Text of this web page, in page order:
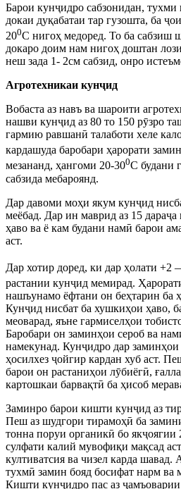
Барои кунҷидро сабзонидан, тухми
докаи дуқабатаи тар гузошта, ба
200С нигоҳ медоред. То ба сабзиш
докаро доим нам нигоҳ доштан
неш зада 1- 2см сабзид, онро
Агротехникаи кунҷид
Вобаста аз навъ ва шароити
нашви кунҷид аз 80 то 150 рӯзро
гармию равшанӣ талаботи хеле
кардашуда баробари ҳарорати
мезананд, ҳангоми 20-300С будани
сабзида мебароянд.
Дар давоми моҳи якум кунҷид
меёбад. Дар ин маврид аз 15
ҳаво ва ё кам будани намӣ барои
аст.
Дар хотир доред, ки дар ҳолати +2
растании кунҷид мемирад.
нашъунамо ёфтани он беҳтарин
Кунҷид нисбат ба хушкиҳои ҳаво,
меоварад, яъне гармиселҳои
Баробари он заминҳои сероб ва
намекунад. Кунҷидро дар заминҳои
ҳосилхез ҷойгир кардан хуб аст.
барои он растаниҳои лӯбиёгӣ,
картошкаи барвақтӣ ба ҳисоб
Заминро барои кишти кунҷид аз
Пеш аз шудгори тирамоҳӣ ба
тонна поруи органикӣ бо якҷоягии
сулфати калий мувофиқи мақсад
култиватсия ва чизел карда шавад.
тухмӣ замин бояд босифат нарм ва
Кишти кунҷидро пас аз ҷамъоварии